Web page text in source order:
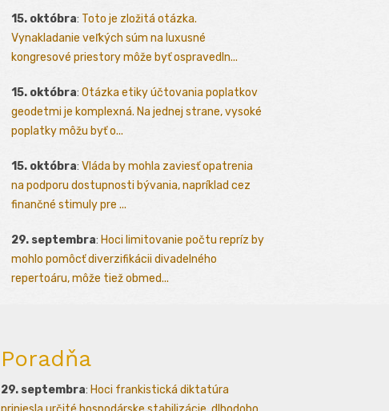
15. októbra: Toto je zložitá otázka.
Vynakladanie veľkých súm na luxusné
kongresové priestory môže byť ospravedln...
15. októbra: Otázka etiky účtovania poplatkov
geodetmi je komplexná. Na jednej strane, vysoké
poplatky môžu byť o...
15. októbra: Vláda by mohla zaviesť opatrenia
na podporu dostupnosti bývania, napríklad cez
finančné stimuly pre ...
29. septembra: Hoci limitovanie počtu repríz by
mohlo pomôcť diverzifikácii divadelného
repertoáru, môže tiež obmed...
Poradňa
29. septembra: Hoci frankistická diktatúra